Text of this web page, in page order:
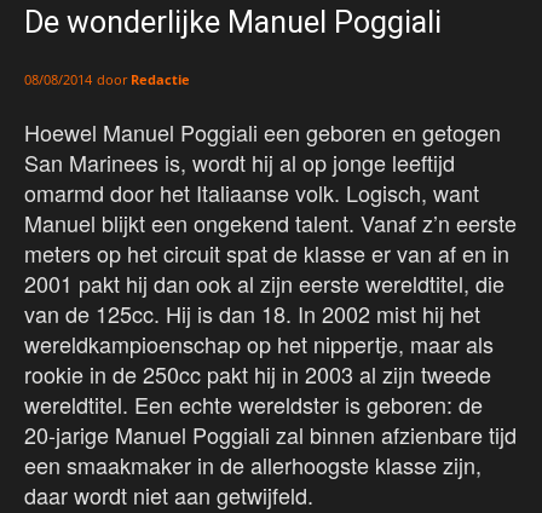
De wonderlijke Manuel Poggiali
08/08/2014 door Redactie
Hoewel Manuel Poggiali een geboren en getogen
San Marinees is, wordt hij al op jonge leeftijd
omarmd door het Italiaanse volk. Logisch, want
Manuel blijkt een ongekend talent. Vanaf z’n eerste
meters op het circuit spat de klasse er van af en in
2001 pakt hij dan ook al zijn eerste wereldtitel, die
van de 125cc. Hij is dan 18. In 2002 mist hij het
wereldkampioenschap op het nippertje, maar als
rookie in de 250cc pakt hij in 2003 al zijn tweede
wereldtitel. Een echte wereldster is geboren: de
20-jarige Manuel Poggiali zal binnen afzienbare tijd
een smaakmaker in de allerhoogste klasse zijn,
daar wordt niet aan getwijfeld.